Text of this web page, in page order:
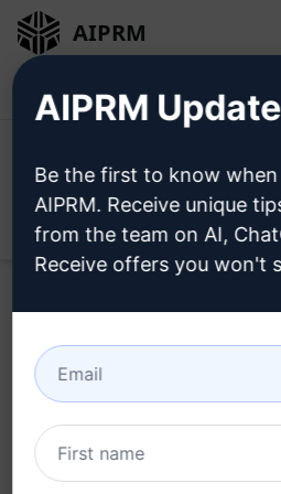
AIPRM
Home / Prompts de IA /
Prompts
/
História Emocionante
/
Mochi
March
2,881
0
AIPRM
Be the first to know
AIPRM. Receive unique
from the team on AI,
Receive offers you won't